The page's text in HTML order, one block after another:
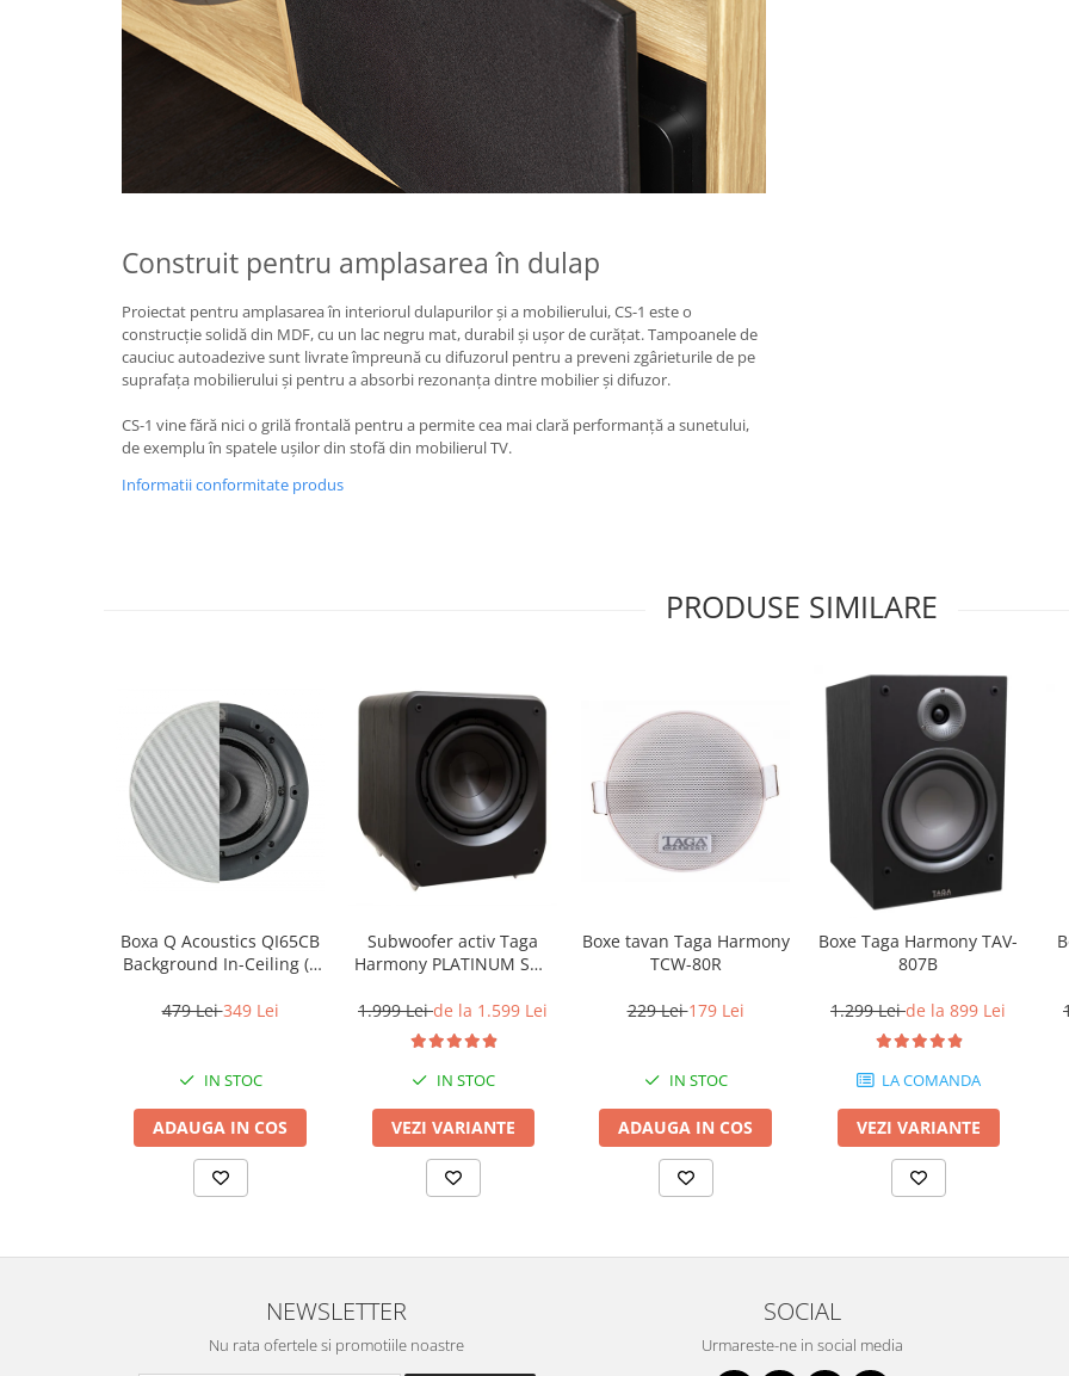
Construit pentru amplasarea în dulap
Proiectat pentru amplasarea în interiorul dulapurilor și a mobilierului, CS-1 este o
construcție solidă din MDF, cu un lac negru mat, durabil și ușor de curățat. Tampoanele de
cauciuc autoadezive sunt livrate împreună cu difuzorul pentru a preveni zgârieturile de pe
suprafața mobilierului și pentru a absorbi rezonanța dintre mobilier și difuzor.
CS-1 vine fără nici o grilă frontală pentru a permite cea mai clară performanță a sunetului,
de exemplu în spatele ușilor din stofă din mobilierul TV.
Informatii conformitate produs
PRODUSE SIMILARE
Boxa Q Acoustics QI65CB
Background In-Ceiling (1
479 Lei349 Lei
IN STOC
ADAUGA IN COS
Subwoofer activ Taga
Harmony PLATINUM SW-
1.999 Leide la 1.599 Lei
IN STOC
VEZI VARIANTE
Boxe tavan Taga Harmony
TCW-80R
229 Lei179 Lei
IN STOC
ADAUGA IN COS
Boxe Taga Harmony TAV-
807B
1.299 Leide la 899 Lei
LA COMANDA
VEZI VARIANTE
NEWSLETTER
Nu rata ofertele si promotiile noastre
SOCIAL
Urmareste-ne in social media